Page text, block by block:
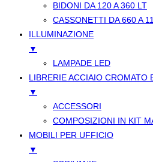
BIDONI DA 120 A 360 LT
CASSONETTI DA 660 A
ILLUMINAZIONE
▼
LAMPADE LED
LIBRERIE ACCIAIO CROMATO
▼
ACCESSORI
COMPOSIZIONI IN KIT
MOBILI PER UFFICIO
▼